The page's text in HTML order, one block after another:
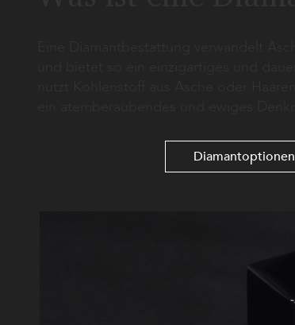
Diamantoptionen